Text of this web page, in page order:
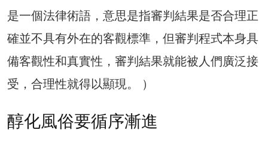
是一個法律術語，意思是指審判結果是否合理正
確並不具有外在的客觀標準，但審判程式本身具
備客觀性和真實性，審判結果就能被人們廣泛接
受，合理性就得以顯現。 ）
醇化風俗要循序漸進